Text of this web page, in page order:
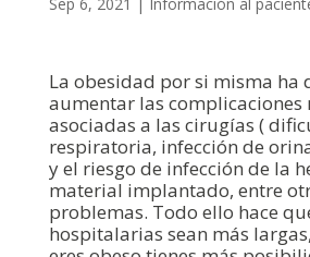
La obesidad por si misma ha
aumentar las complicaciones
asociadas a las cirugías (
respiratoria, infección de
y el riesgo de infección de la
material implantado, entre
problemas. Todo ello hace
hospitalarias sean más